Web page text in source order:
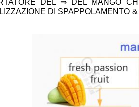
DEL ⇒ DEL MANGO
DI